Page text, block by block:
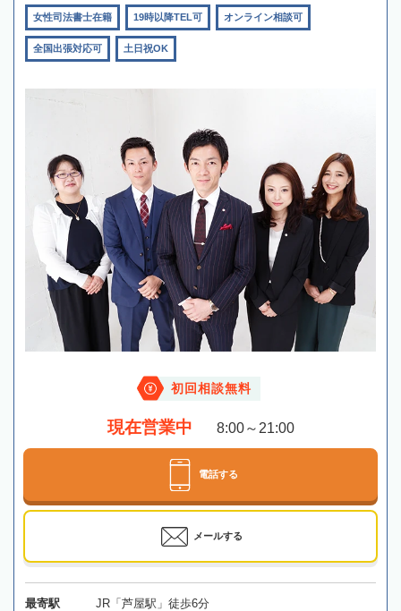
女性司法書士在籍 19時以降TEL可 オンライン相談可
全国出張対応可 土日祝OK
初回相談無料
現在営業中 8:00～21:00
電話する
メールする
最寄駅 JR「芦屋駅」徒歩6分